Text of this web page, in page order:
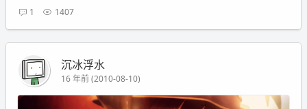
1 1407
沉冰浮水
16 年前 (2010-08-10)